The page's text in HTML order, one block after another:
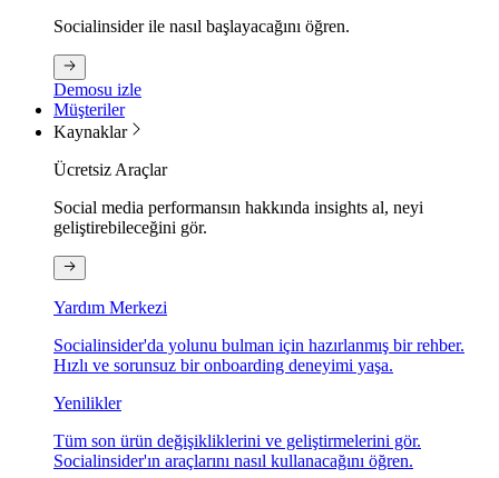
Socialinsider ile nasıl başlayacağını öğren.
Demosu izle
Müşteriler
Kaynaklar
Ücretsiz Araçlar
Social media performansın hakkında insights al, neyi
geliştirebileceğini gör.
Yardım Merkezi
Socialinsider'da yolunu bulman için hazırlanmış bir rehber.
Hızlı ve sorunsuz bir onboarding deneyimi yaşa.
Yenilikler
Tüm son ürün değişikliklerini ve geliştirmelerini gör.
Socialinsider'ın araçlarını nasıl kullanacağını öğren.